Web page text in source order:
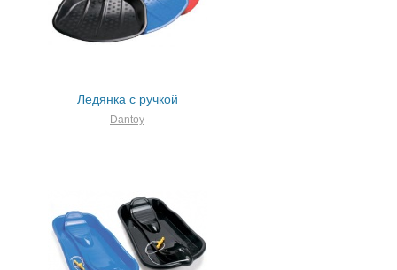
Ледянка с ручкой
Dantoy